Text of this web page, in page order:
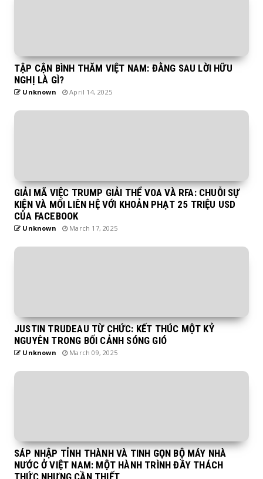
TẬP CẬN BÌNH THĂM VIỆT NAM: ĐẰNG SAU LỜI HỮU
NGHỊ LÀ GÌ?
Unknown April 14, 2025
GIẢI MÃ VIỆC TRUMP GIẢI THỂ VOA VÀ RFA: CHUỖI SỰ
KIỆN VÀ MỐI LIÊN HỆ VỚI KHOẢN PHẠT 25 TRIỆU USD
CỦA FACEBOOK
Unknown March 17, 2025
JUSTIN TRUDEAU TỪ CHỨC: KẾT THÚC MỘT KỶ
NGUYÊN TRONG BỐI CẢNH SÓNG GIÓ
Unknown March 09, 2025
SÁP NHẬP TỈNH THÀNH VÀ TINH GỌN BỘ MÁY NHÀ
NƯỚC Ở VIỆT NAM: MỘT HÀNH TRÌNH ĐẦY THÁCH
THỨC NHƯNG CẦN THIẾT